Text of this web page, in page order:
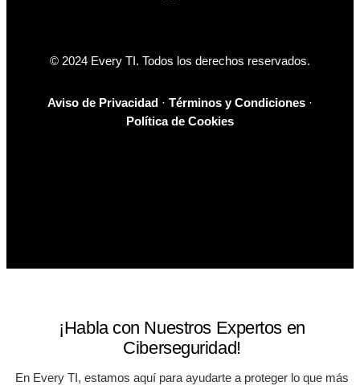
© 2024 Every TI. Todos los derechos reservados.
Aviso de Privacidad · Términos y Condiciones ·
Política de Cookies
¡Habla con Nuestros Expertos en
Ciberseguridad!
En Every TI, estamos aquí para ayudarte a proteger lo que más